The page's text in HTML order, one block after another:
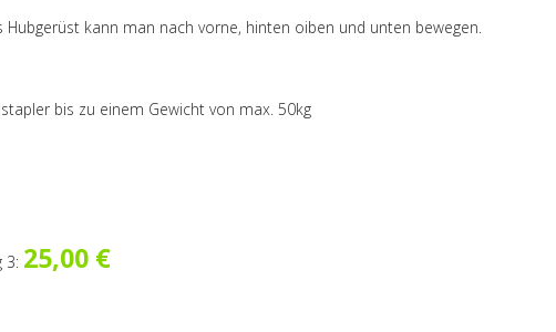
kann man nach vorne, hinten oiben und unten bewegen.
bis zu einem Gewicht von max. 50kg
3: 25,00 €